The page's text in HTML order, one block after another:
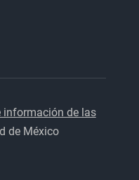
información de las
de México